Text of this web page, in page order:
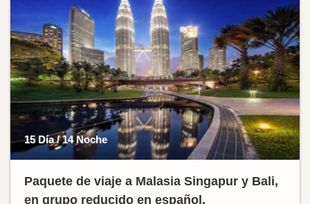
15 Día / 14 Noche
Paquete de viaje a Malasia Singapur y Bali,
en grupo reducido en español.